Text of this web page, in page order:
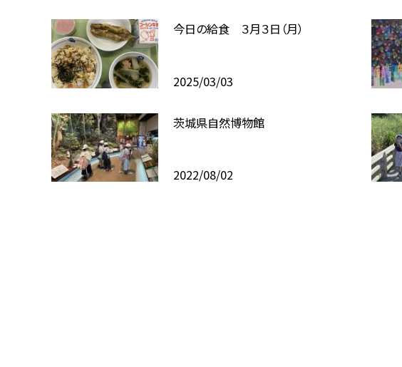
今日の給食 ３月３日（月）
2025/03/03
茨城県自然博物館
2022/08/02